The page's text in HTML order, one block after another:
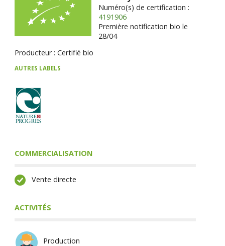
Numéro(s) de certification :
4191906
Première notification bio le
28/04
Producteur : Certifié bio
AUTRES LABELS
COMMERCIALISATION
Vente directe
ACTIVITÉS
Production